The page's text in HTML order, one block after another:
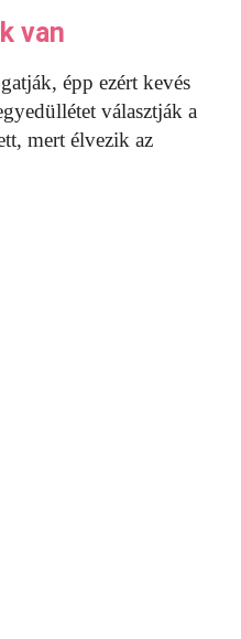
van
épp ezért kevés
választják a
mert élvezik az